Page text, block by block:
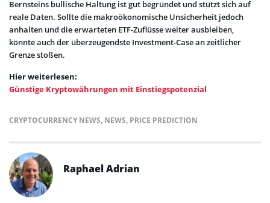
Bernsteins bullische Haltung ist gut begründet und stützt sich auf
reale Daten. Sollte die makroökonomische Unsicherheit jedoch
anhalten und die erwarteten ETF-Zuflüsse weiter ausbleiben,
könnte auch der überzeugendste Investment-Case an zeitlicher
Grenze stoßen.
Hier weiterlesen:
Günstige Kryptowährungen mit Einstiegspotenzial
CRYPTOCURRENCY NEWS, NEWS, PRICE PREDICTION
Raphael Adrian